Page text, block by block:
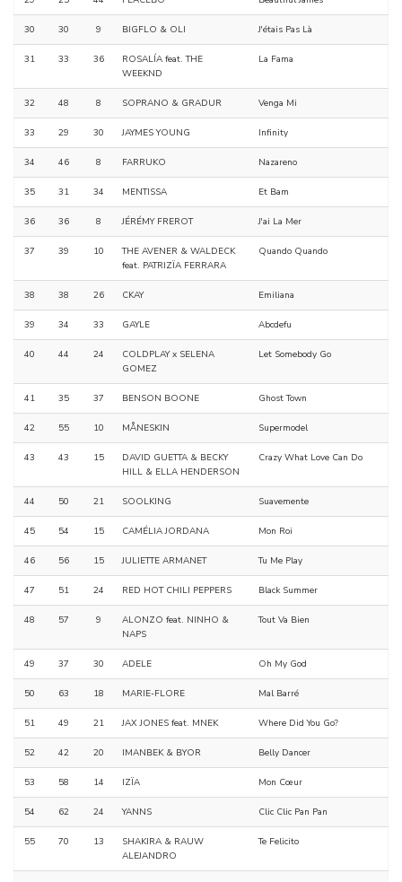
30 30 9 BIGFLO & OLI J'étais Pas Là
31 33 36
ROSALÍA feat. THE
WEEKND
La Fama
32 48 8 SOPRANO & GRADUR Venga Mi
33 29 30 JAYMES YOUNG Infinity
34 46 8 FARRUKO Nazareno
35 31 34 MENTISSA Et Bam
36 36 8 JÉRÉMY FREROT J'ai La Mer
37 39 10
THE AVENER & WALDECK
feat. PATRIZÏA FERRARA
Quando Quando
38 38 26 CKAY Emiliana
39 34 33 GAYLE Abcdefu
40 44 24
COLDPLAY x SELENA
GOMEZ
Let Somebody Go
41 35 37 BENSON BOONE Ghost Town
42 55 10 MÅNESKIN Supermodel
43 43 15
DAVID GUETTA & BECKY
HILL & ELLA HENDERSON
Crazy What Love Can Do
44 50 21 SOOLKING Suavemente
45 54 15 CAMÉLIA JORDANA Mon Roi
46 56 15 JULIETTE ARMANET Tu Me Play
47 51 24 RED HOT CHILI PEPPERS Black Summer
48 57 9
ALONZO feat. NINHO &
NAPS
Tout Va Bien
49 37 30 ADELE Oh My God
50 63 18 MARIE-FLORE Mal Barré
51 49 21 JAX JONES feat. MNEK Where Did You Go?
52 42 20 IMANBEK & BYOR Belly Dancer
53 58 14 IZÏA Mon Cœur
54 62 24 YANNS Clic Clic Pan Pan
55 70 13
SHAKIRA & RAUW
ALEJANDRO
Te Felicito